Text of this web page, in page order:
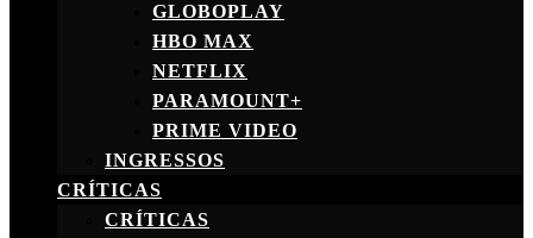
GLOBOPLAY
HBO MAX
NETFLIX
PARAMOUNT+
PRIME VIDEO
INGRESSOS
CRÍTICAS
CRÍTICAS